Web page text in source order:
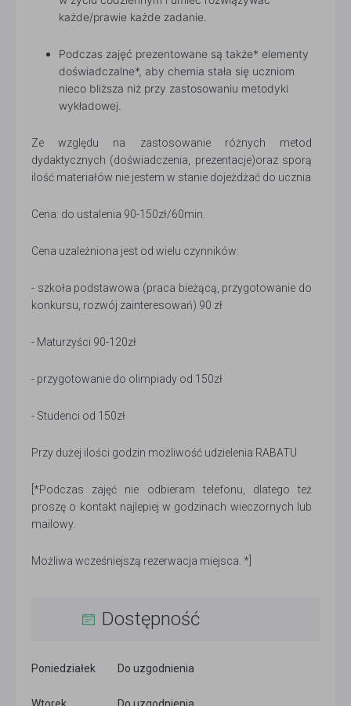
każde/prawie każde zadanie.
Podczas zajęć prezentowane są także* elementy
doświadczalne*, aby chemia stała się uczniom
nieco bliższa niż przy zastosowaniu metodyki
wykładowej.
Ze względu na zastosowanie różnych metod
dydaktycznych (doświadczenia, prezentacje)oraz sporą
ilość materiałów nie jestem w stanie dojeżdżać do ucznia
Cena: do ustalenia 90-150zł/60min.
Cena uzależniona jest od wielu czynników:
- szkoła podstawowa (praca bieżącą, przygotowanie do
konkursu, rozwój zainteresowań) 90 zł
- Maturzyści 90-120zł
- przygotowanie do olimpiady od 150zł
- Studenci od 150zł
Przy dużej ilości godzin możliwość udzielenia RABATU
[*Podczas zajęć nie odbieram telefonu, dlatego też
proszę o kontakt najlepiej w godzinach wieczornych lub
mailowy.
Możliwa wcześniejszą rezerwacja miejsca. *]
Dostępność
Poniedziałek Do uzgodnienia